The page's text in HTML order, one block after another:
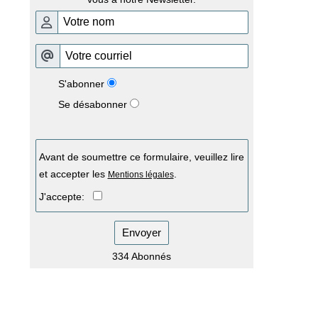
S'abonner
Se désabonner
Avant de soumettre ce formulaire, veuillez lire
et accepter les Mentions légales.
J'accepte:
Envoyer
334 Abonnés